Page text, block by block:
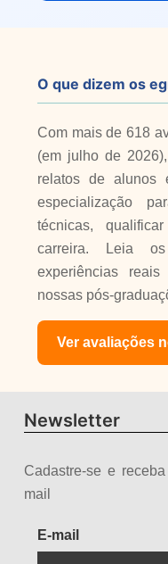
O que dizem os
Com mais de 618
(em julho de
relatos de alunos
especialização
técnicas,
carreira. Leia
experiências
nossas pós-
Ver avaliações
Newsletter
Cadastre-se e
mail
E-mail